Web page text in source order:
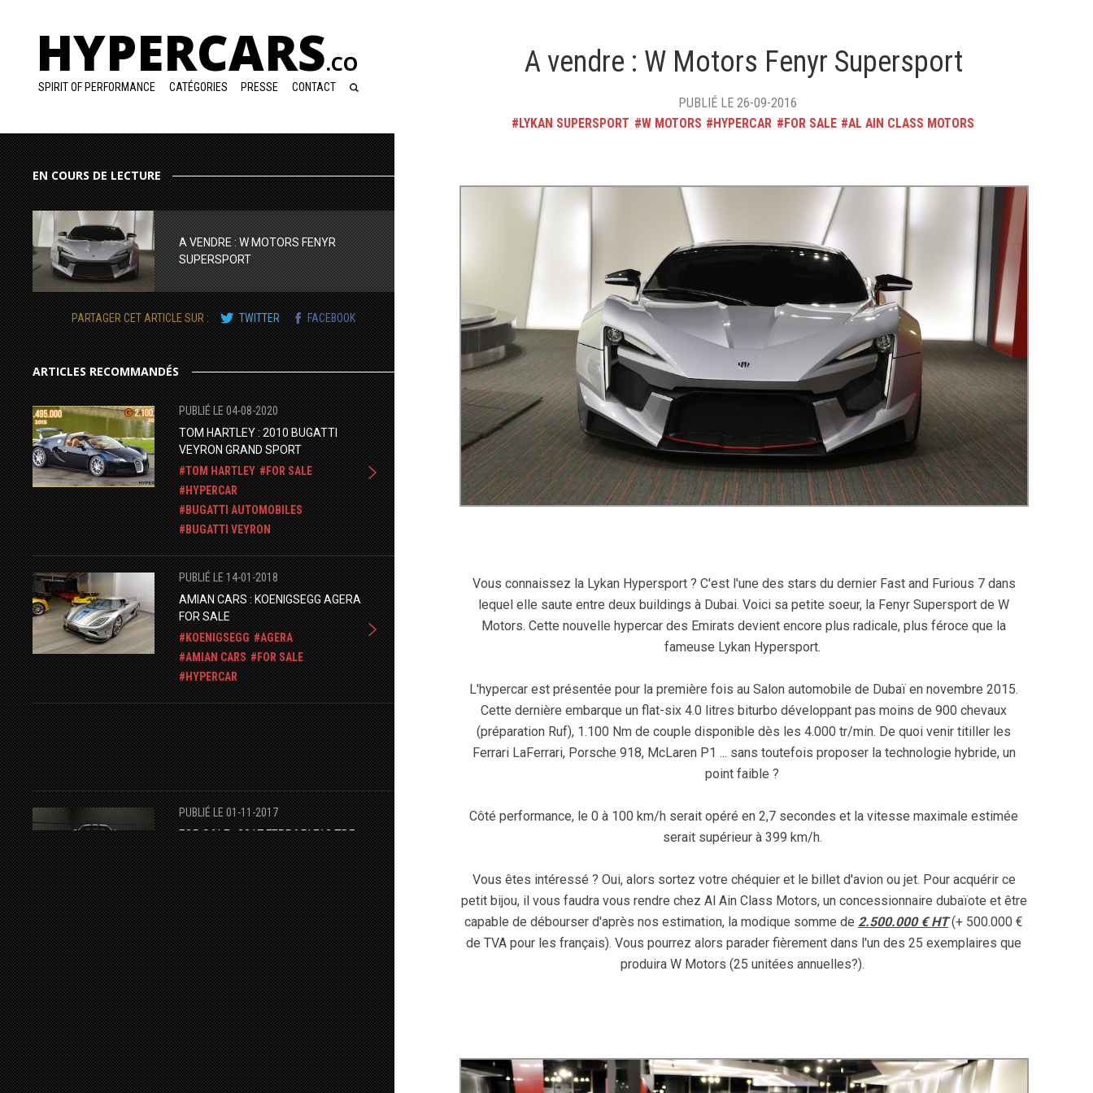
HYPERCARS.CO
SPIRIT OF PERFORMANCE CATÉGORIES PRESSE CONTACT
EN COURS DE LECTURE
A VENDRE : W MOTORS FENYR
SUPERSPORT
PARTAGER CET ARTICLE SUR : TWITTER FACEBOOK
ARTICLES RECOMMANDÉS
PUBLIÉ LE 04-08-2020
TOM HARTLEY : 2010 BUGATTI
VEYRON GRAND SPORT
TOM HARTLEY
FOR SALE
HYPERCAR
BUGATTI AUTOMOBILES
BUGATTI VEYRON
PUBLIÉ LE 14-01-2018
AMIAN CARS : KOENIGSEGG AGERA
FOR SALE
KOENIGSEGG
AGERA
AMIAN CARS
FOR SALE
HYPERCAR
PUBLIÉ LE 01-11-2017
FOR SALE : 2017 FERRARI F12 TDF
FERRARI
F12TDF
HYPERCAR
FOR SALE
OB PRESTIGE AUTO
PUBLIÉ LE 27-06-2016
FOR SALE : PAGANI HUAYRA "3
COLORE" EDITION - SEMCO
PAGANI
PAGANI HUAYRA
FOR SALE
HYPERCAR
PUBLIÉ LE 09-01-2017
FOR SALE : FERRARI LAFERRARI -
A vendre : W Motors Fenyr Supersport
PUBLIÉ LE 26-09-2016
LYKAN SUPERSPORT
W MOTORS HYPERCAR FOR SALE AL AIN CLASS MOTORS
Vous connaissez la Lykan Hypersport ? C'est l'une des stars du dernier Fast and Furious 7 dans
lequel elle saute entre deux buildings à Dubai. Voici sa petite soeur, la Fenyr Supersport de W
Motors. Cette nouvelle hypercar des Emirats devient encore plus radicale, plus féroce que la
fameuse Lykan Hypersport.
L'hypercar est présentée pour la première fois au Salon automobile de Dubaï en novembre 2015.
Cette dernière embarque un flat-six 4.0 litres biturbo développant pas moins de 900 chevaux
(préparation Ruf), 1.100 Nm de couple disponible dès les 4.000 tr/min. De quoi venir titiller les
Ferrari LaFerrari, Porsche 918, McLaren P1 ... sans toutefois proposer la technologie hybride, un
point faible ?
Côté performance, le 0 à 100 km/h serait opéré en 2,7 secondes et la vitesse maximale estimée
serait supérieur à 399 km/h.
Vous êtes intéressé ? Oui, alors sortez votre chéquier et le billet d'avion ou jet. Pour acquérir ce
petit bijou, il vous faudra vous rendre chez Al Ain Class Motors, un concessionnaire dubaïote et être
capable de débourser d'après nos estimation, la modique somme de 2.500.000 € HT(+ 500.000 €
de TVA pour les français). Vous pourrez alors parader fièrement dans l'un des 25 exemplaires que
produira W Motors (25 unitées annuelles?).